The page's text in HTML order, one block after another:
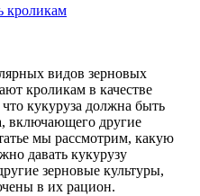
кроликам
видов зерновых
кроликам в качестве
кукуруза должна быть
включающего другие
мы рассмотрим, какую
давать кукурузу
зерновые культуры,
в их рацион.